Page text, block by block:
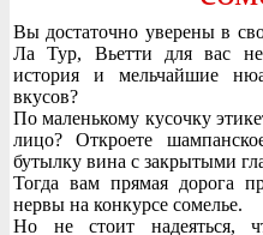
Вы достаточно уверены в
Ла Тур, Вьетти для вас не
история и мельчайшие
вкусов?
По маленькому кусочку
лицо? Откроете
бутылку вина с закрытыми
Тогда вам прямая дорога
нервы на конкурсе сомелье.
Но не стоит надеяться,